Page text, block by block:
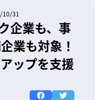
10/31
企業も、事
業も対象！
ップを支援